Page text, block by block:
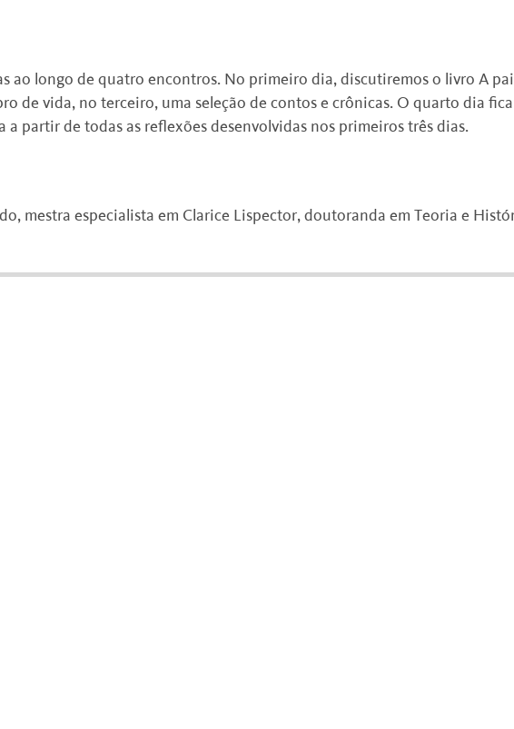
ao longo de quatro encontros. No primeiro dia, discutiremos o livro A
de vida, no terceiro, uma seleção de contos e crônicas. O quarto dia
a partir de todas as reflexões desenvolvidas nos primeiros três dias.
mestra especialista em Clarice Lispector, doutoranda em Teoria e